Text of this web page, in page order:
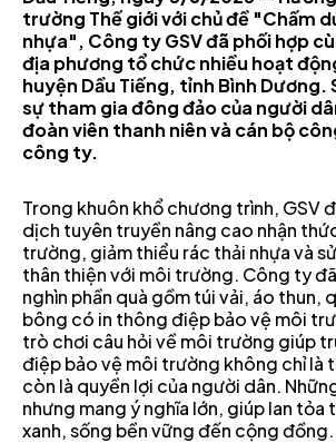
trường Thế giới với chủ đề "Chấm
nhựa", Công ty GSV đã phối hợp
địa phương tổ chức nhiều hoạt
huyện Dầu Tiếng, tỉnh Bình Dương.
sự tham gia đông đảo của người
đoàn viên thanh niên và cán bộ
công ty.
Trong khuôn khổ chương trình, GSV
dịch tuyên truyền nâng cao nhận
trường, giảm thiểu rác thải nhựa và
thân thiện với môi trường. Công ty
nghìn phần quà gồm túi vải, áo thun,
bông có in thông điệp bảo vệ môi
trò chơi câu hỏi về môi trường giúp
điệp bảo vệ môi trường không chỉ là
còn là quyền lợi của người dân.
nhưng mang ý nghĩa lớn, giúp lan tỏa
xanh, sống bền vững đến